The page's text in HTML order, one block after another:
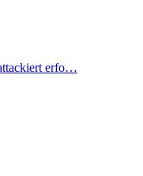
erfo…